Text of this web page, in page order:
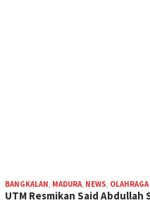
BANGKALAN MADURA NEWS OLAHRAGA
UTM Resmikan Said